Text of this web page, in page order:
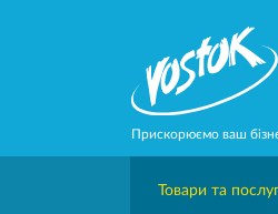
Прискорюємо ваш
Товари та